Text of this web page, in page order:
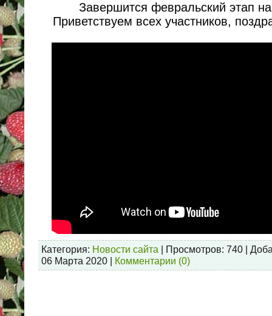
Завершится февральский этап
Приветствуем всех участников,
Категория: Новости сайта | Просмотров: 740 |
06 Марта 2020
Комментарии (0)